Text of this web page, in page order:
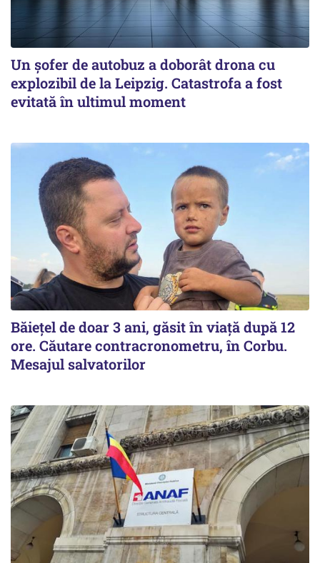
Un șofer de autobuz a doborât drona cu
explozibil de la Leipzig. Catastrofa a fost
evitată în ultimul moment
Băiețel de doar 3 ani, găsit în viață după 12
ore. Căutare contracronometru, în Corbu.
Mesajul salvatorilor